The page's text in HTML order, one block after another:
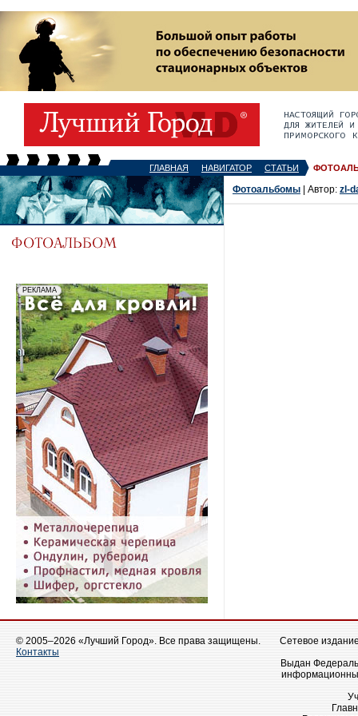
ГЛАВНАЯ НАВИГАТОР СТАТЬИ
Фотоальбомы | Автор: zl-
© 2005–2026 «Лучший Город». Все права защищены.
Контакты
Сетевое
Выдан